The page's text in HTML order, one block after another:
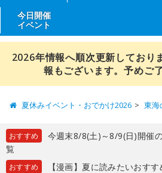
今日開催
イベント
2026年情報へ順次更新しており
報もございます。予めご
夏休みイベント・おでかけ2026 東海
おすすめ
今週末8/8(土)～8/9(日)開催
覧
おすすめ 【漫画】夏に読みたいおす